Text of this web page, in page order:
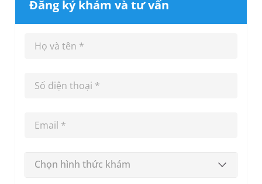
Đăng ký khám và tư vấn
Chọn hình thức khám